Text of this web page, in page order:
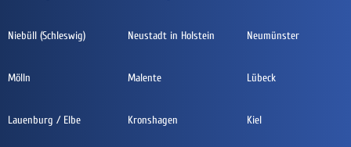
Niebüll (Schleswig) Neustadt in Holstein Neumünster
Mölln Malente Lübeck
Lauenburg / Elbe Kronshagen Kiel